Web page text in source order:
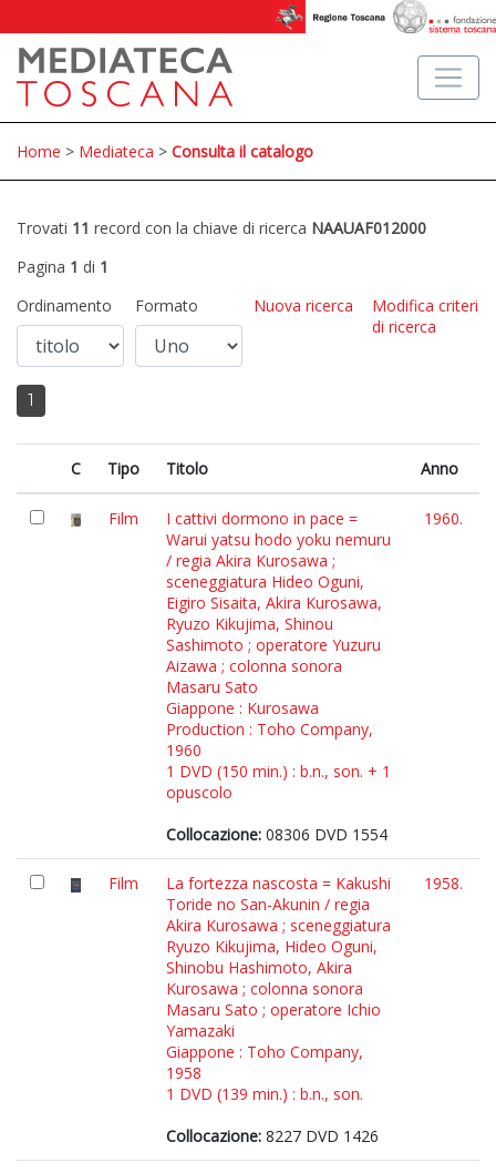
Home > Mediateca > Consulta il catalogo
Trovati 11 record con la chiave di ricerca NAAUAF012000
Pagina 1 di 1
Ordinamento
Formato Nuova ricerca
Modifica criteri
di ricerca
1
C Tipo Titolo Anno
Film
I cattivi dormono in pace =
Warui yatsu hodo yoku nemuru
/ regia Akira Kurosawa ;
sceneggiatura Hideo Oguni,
Eigiro Sisaita, Akira Kurosawa,
Ryuzo Kikujima, Shinou
Sashimoto ; operatore Yuzuru
Aizawa ; colonna sonora
Masaru Sato
Giappone : Kurosawa
Production : Toho Company,
1960
1 DVD (150 min.) : b.n., son. + 1
opuscolo
Collocazione: 08306 DVD 1554
1960.
Film
La fortezza nascosta = Kakushi
Toride no San-Akunin / regia
Akira Kurosawa ; sceneggiatura
Ryuzo Kikujima, Hideo Oguni,
Shinobu Hashimoto, Akira
Kurosawa ; colonna sonora
Masaru Sato ; operatore Ichio
Yamazaki
Giappone : Toho Company,
1958
1 DVD (139 min.) : b.n., son.
Collocazione: 8227 DVD 1426
1958.